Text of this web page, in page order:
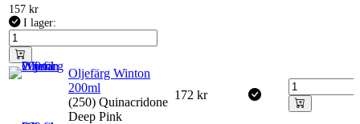
157 kr
I lager:
Oljefärg Winton
200ml
(250) Quinacridone
Deep Pink
172 kr